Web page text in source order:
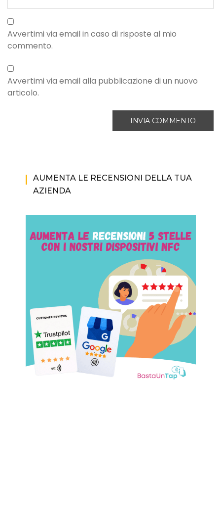
Avvertimi via email in caso di risposte al mio
commento.
Avvertimi via email alla pubblicazione di un nuovo
articolo.
AUMENTA LE RECENSIONI DELLA TUA
AZIENDA